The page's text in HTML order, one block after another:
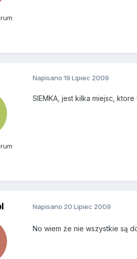
Napisano 19 Lipiec 2009
SIEMKA, jest kilka miejsc,
Napisano 20 Lipiec 2009
No wiem że nie wszystkie są